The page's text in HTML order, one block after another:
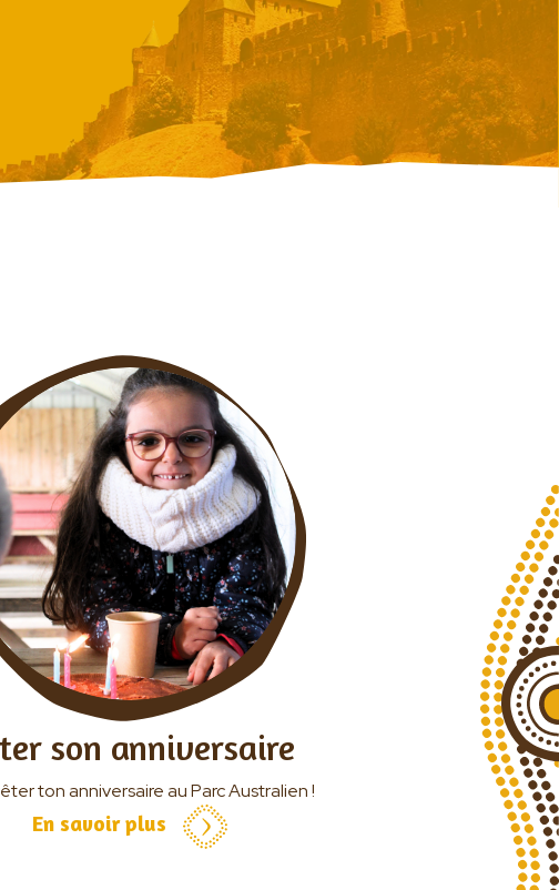
son anniversaire
ton anniversaire au Parc Australien !
En savoir plus